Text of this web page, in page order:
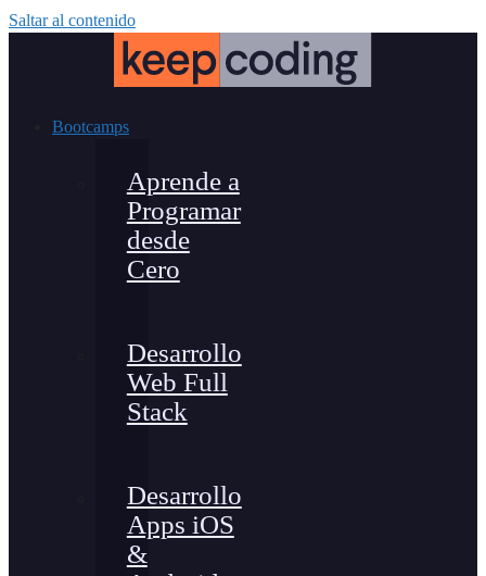
Saltar al contenido
Bootcamps
Aprende a
Programar
desde
Cero
Desarrollo
Web Full
Stack
Desarrollo
Apps iOS
&